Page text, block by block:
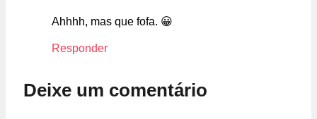
Ahhhh, mas que fofa. 😀
Responder
Deixe um comentário